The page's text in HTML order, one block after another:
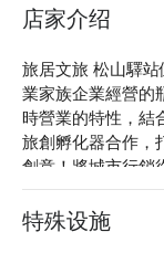
店家介绍
旅居文旅 松山驛
業家族企業經營的
時營業的特性，結
旅創孵化器合作，
創意！將城市行銷
定義旅館，將住宿
實踐！
旅居文旅 松山驛站
特殊设施